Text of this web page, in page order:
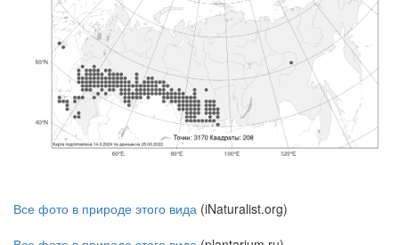
Все фото в природе этого вида (iNaturalist.org)